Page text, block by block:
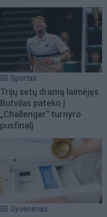
Sportas
Trijų setų dramą laimėjęs
Butvilas pateko į
„Challenger“ turnyro
pusfinalį
Gyvenimas